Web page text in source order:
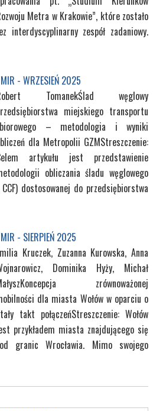
Metra w Krakowie”, które zostało
interdyscyplinarny zespół zadaniowy.
- WRZESIEŃ 2025
TomanekŚlad węglowy
miejskiego transportu
– metodologia i wyniki
dla Metropolii GZMStreszczenie:
artykułu jest przedstawienie
obliczania śladu węglowego
dostosowanej do przedsiębiorstwa
- SIERPIEŃ 2025
Kruczek, Zuzanna Kurowska, Anna
Dominika Hyży, Michał
zrównoważonej
dla miasta Wołów w oparciu o
takt połączeńStreszczenie: Wołów
przykładem miasta znajdującego się
granic Wrocławia. Mimo swojego